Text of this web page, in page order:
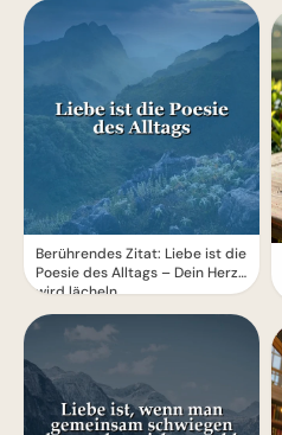
Berührendes Zitat: Liebe ist die
Poesie des Alltags – Dein Herz
wird lächeln